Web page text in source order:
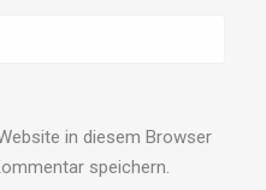
in diesem Browser
speichern.